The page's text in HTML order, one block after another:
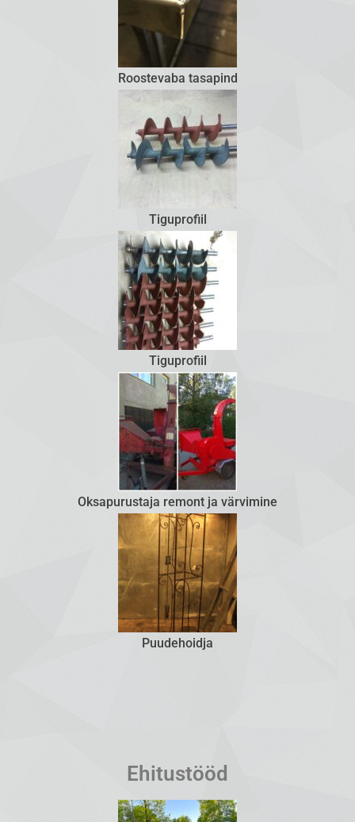
Roostevaba tasapind
Tiguprofiil
Tiguprofiil
Oksapurustaja remont ja värvimine
Puudehoidja
Ehitustööd